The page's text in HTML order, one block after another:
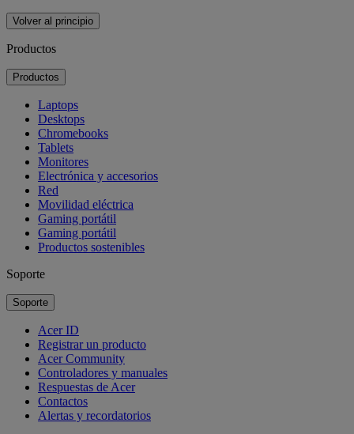
Volver al principio
Productos
Productos
Laptops
Desktops
Chromebooks
Tablets
Monitores
Electrónica y accesorios
Red
Movilidad eléctrica
Gaming portátil
Gaming portátil
Productos sostenibles
Soporte
Soporte
Acer ID
Registrar un producto
Acer Community
Controladores y manuales
Respuestas de Acer
Contactos
Alertas y recordatorios